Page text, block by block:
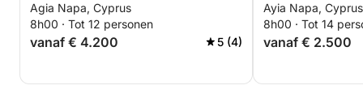
Agia Napa, Cyprus
8h00 · Tot 12 personen
vanaf € 4.200 5 (4)
Ayia Napa, Cyprus
8h00 · Tot 14
vanaf € 2.500